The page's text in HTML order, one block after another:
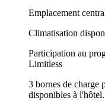
Emplacement
Climatisation
Participation au
Limitless
3 bornes de charge
disponibles à l'hôtel.